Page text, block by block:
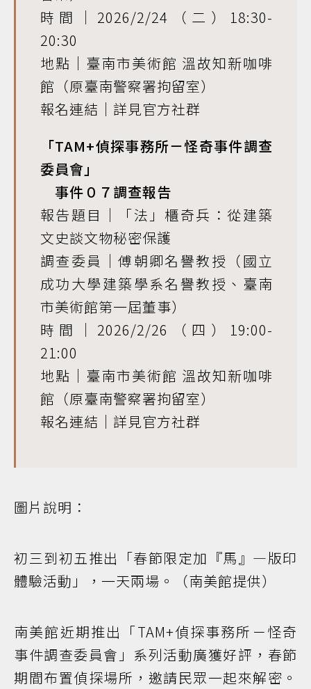
時間｜2026/2/24（二）18:30-
20:30
地點｜臺南市美術館 溫故知新咖啡
館（原臺南警察署拘留室）
報名連結｜詳見官方社群
「TAM+偵探事務所－怪奇事件調查
委員會」
事件０７調查報告
報告題目｜「法」櫃奇兵：從建築
文史談文物秘密保護
調查委員｜傅朝卿名譽教授（國立
成功大學建築學系名譽教授、臺南
市美術館第一屆董事）
時間｜2026/2/26（四）19:00-
21:00
地點｜臺南市美術館 溫故知新咖啡
館（原臺南警察署拘留室）
報名連結｜詳見官方社群
圖片說明：
初三到初五推出「春節限定加『馬』—版印
體驗活動」，一天兩場。（南美館提供）
南美館近期推出「TAM+偵探事務所－怪奇
事件調查委員會」系列活動廣獲好評，春節
期間布置偵探場所，邀請民眾一起來解密。